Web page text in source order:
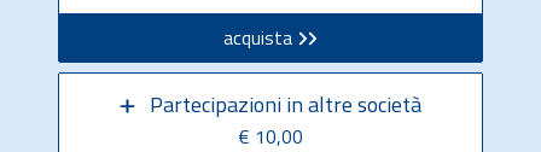
acquista
Partecipazioni in altre società
€ 10,00